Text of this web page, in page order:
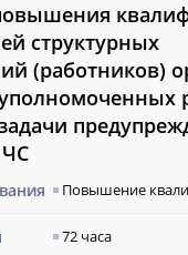
структурных
(работников)
Повышение
72 часа